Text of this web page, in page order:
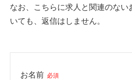
なお、こちらに求人と関連のな
いても、返信はしません。
お名前 必須